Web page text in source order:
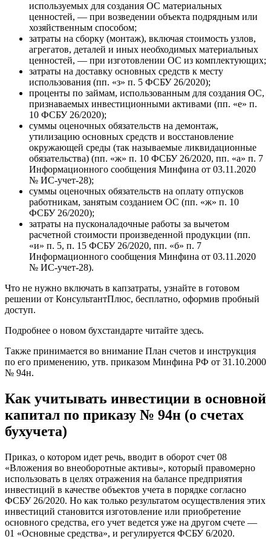
используемых для создания ОС материальных
ценностей, — при возведении объекта подрядным или
хозяйственным способом;
затраты на сборку (монтаж), включая стоимость узлов,
агрегатов, деталей и иных необходимых материальных
ценностей, — при изготовлении ОС из комплектующих;
затраты на доставку основных средств к месту
использования (пп. «з» п. 5 ФСБУ 26/2020);
проценты по займам, использованным для создания ОС,
признаваемых инвестиционными активами (пп. «е» п.
10 ФСБУ 26/2020);
суммы оценочных обязательств на демонтаж,
утилизацию основных средств и восстановление
окружающей среды (так называемые ликвидационные
обязательства) (пп. «ж» п. 10 ФСБУ 26/2020, пп. «а» п. 7
Информационного сообщения Минфина от 03.11.2020
№ ИС-учет-28);
суммы оценочных обязательств на оплату отпусков
работникам, занятым созданием ОС (пп. «ж» п. 10
ФСБУ 26/2020);
затраты на пусконаладочные работы за вычетом
расчетной стоимости произведенной продукции (пп.
«и» п. 5, п. 15 ФСБУ 26/2020, пп. «б» п. 7
Информационного сообщения Минфина от 03.11.2020
№ ИС-учет-28).
Что не нужно включать в капзатраты, узнайте в готовом
решении от КонсультантПлюс, бесплатно, оформив пробный
доступ.
Подробнее о новом бухстандарте читайте здесь.
Также принимается во внимание План счетов и инструкция
по его применению, утв. приказом Минфина РФ от 31.10.2000
№ 94н.
Как учитывать инвестиции в основной
капитал по приказу № 94н (о счетах
бухучета)
Приказ, о котором идет речь, вводит в оборот счет 08
«Вложения во внеоборотные активы», который правомерно
использовать в целях отражения на балансе предприятия
инвестиций в качестве объектов учета в порядке согласно
ФСБУ 26/2020. Но как только результатом осуществления этих
инвестиций становится изготовление или приобретение
основного средства, его учет ведется уже на другом счете —
01 «Основные средства», и регулируется ФСБУ 6/2020.